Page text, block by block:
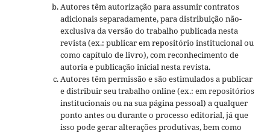
Autores têm autorização para assumir contratos
adicionais separadamente, para distribuição não-
exclusiva da versão do trabalho publicada nesta
revista (ex.: publicar em repositório institucional ou
como capítulo de livro), com reconhecimento de
autoria e publicação inicial nesta revista.
Autores têm permissão e são estimulados a publicar
e distribuir seu trabalho online (ex.: em repositórios
institucionais ou na sua página pessoal) a qualquer
ponto antes ou durante o processo editorial, já que
isso pode gerar alterações produtivas, bem como